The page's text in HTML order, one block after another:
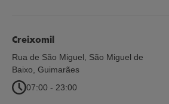
Creixomil
Rua de São Miguel, São Miguel de
Baixo Guimarães
07:00 - 23:00